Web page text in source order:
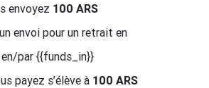
envoyez 100 ARS
envoi pour un retrait en
par {{funds_in}}
payez s’élève à 100 ARS